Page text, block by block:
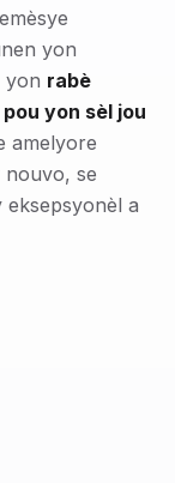
yon
yon rabè
yon sèl jou
amelyore
se
a